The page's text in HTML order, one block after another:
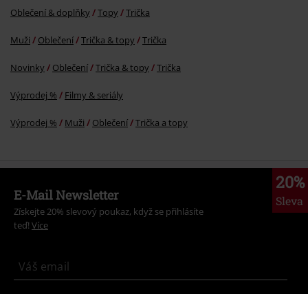
Oblečení & doplňky Topy Trička
Muži Oblečení Trička & topy Trička
Novinky Oblečení Trička & topy Trička
Výprodej % Filmy & seriály
Výprodej % Muži Oblečení Trička a topy
20%
Sleva
E-Mail Newsletter
Získejte 20% slevový poukaz, když se přihlásíte
teď! Více